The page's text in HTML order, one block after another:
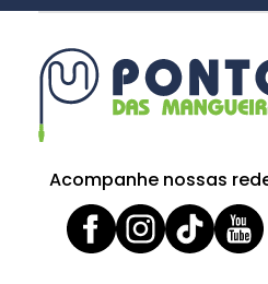
Acompanhe nossas